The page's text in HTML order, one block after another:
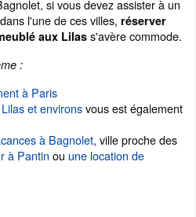
si vous devez assister à un
l'une de ces villes, réserver
aux Lilas s'avère commode.
:
à Paris
et environsvous est également
à Bagnolet, ville proche des
à Pantin ou une location de